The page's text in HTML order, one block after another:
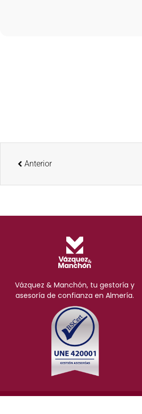
Anterior
Vázquez & Manchón, tu gestoría y
asesoría de confianza en Almería.